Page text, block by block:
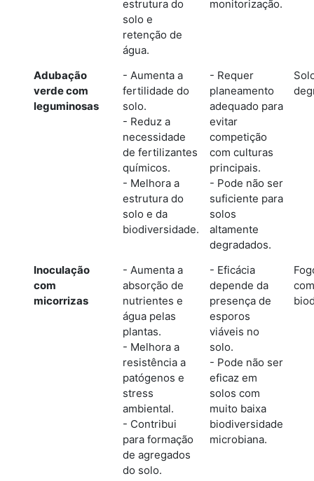
estrutura do
solo e
retenção de
água.
monitorização.
Adubação
verde com
leguminosas
- Aumenta a
fertilidade do
solo.
- Reduz a
necessidade
de fertilizantes
químicos.
- Melhora a
estrutura do
solo e da
biodiversidade.
- Requer
planeamento
adequado para
evitar
competição
com culturas
principais.
- Pode não ser
suficiente para
solos
altamente
degradados.
Inoculação
com
micorrizas
- Aumenta a
absorção de
nutrientes e
água pelas
plantas.
- Melhora a
resistência a
patógenos e
stress
ambiental.
- Contribui
para formação
de agregados
do solo.
- Eficácia
depende da
presença de
esporos
viáveis no
solo.
- Pode não ser
eficaz em
solos com
muito baixa
biodiversidade
microbiana.